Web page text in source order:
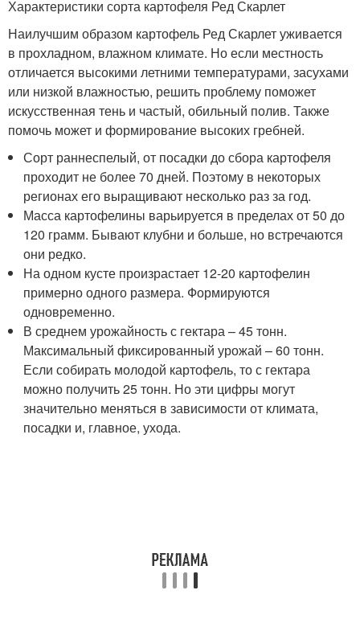
Характеристики сорта картофеля Ред Скарлет
Наилучшим образом картофель Ред Скарлет уживается
в прохладном, влажном климате. Но если местность
отличается высокими летними температурами, засухами
или низкой влажностью, решить проблему поможет
искусственная тень и частый, обильный полив. Также
помочь может и формирование высоких гребней.
Сорт раннеспелый, от посадки до сбора картофеля
проходит не более 70 дней. Поэтому в некоторых
регионах его выращивают несколько раз за год.
Масса картофелины варьируется в пределах от 50 до
120 грамм. Бывают клубни и больше, но встречаются
они редко.
На одном кусте произрастает 12-20 картофелин
примерно одного размера. Формируются
одновременно.
В среднем урожайность с гектара – 45 тонн.
Максимальный фиксированный урожай – 60 тонн.
Если собирать молодой картофель, то с гектара
можно получить 25 тонн. Но эти цифры могут
значительно меняться в зависимости от климата,
посадки и, главное, ухода.